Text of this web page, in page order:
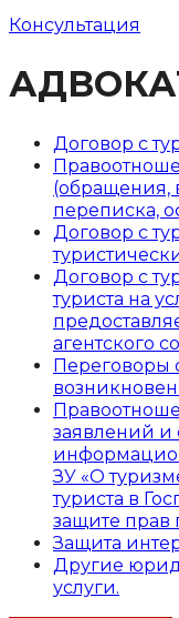
Консультация
Договор с
(обращения,
переписка,
Договор с
Договор с
туриста на
агентского
Переговоры
заявлений и
ЗУ «О
туриста в
защите прав
Защита
Другие
услуги.